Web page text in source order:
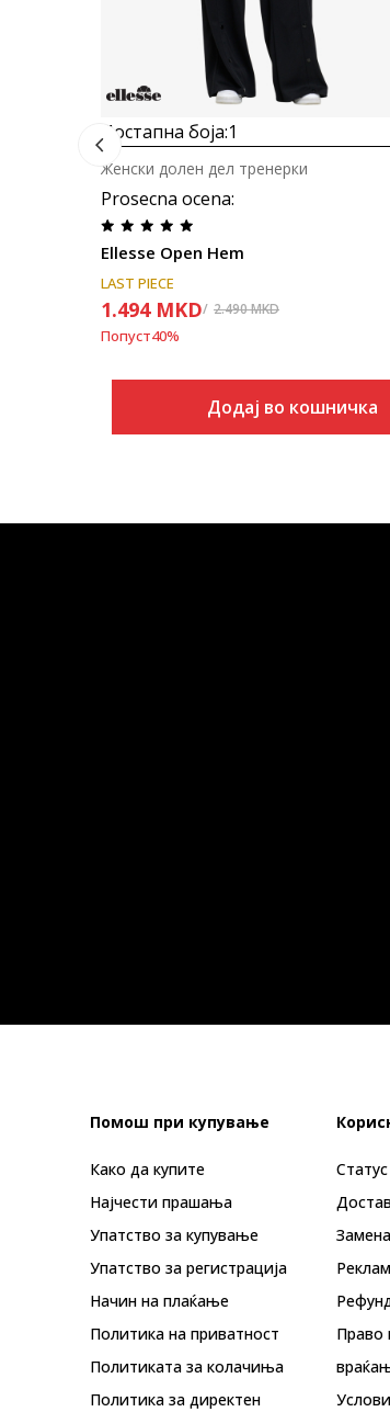
Достапна боја:1
Prosecna ocena:
Ellesse Open Hem
Женски долен дел тренерки
LAST PIECE
1.494 MKD 2.490MKD
Попуст40%
Додај во кошничка
Помош при купување
Како да купите
Најчести прашања
Упатство за купување
Упатство за регистрација
Начин на плаќање
Политика на приватност
Политиката за колачиња
Политика за директен
Право